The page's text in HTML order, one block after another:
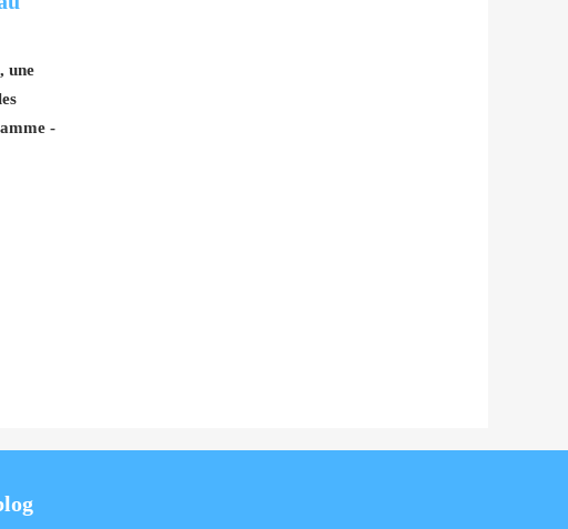
une
-